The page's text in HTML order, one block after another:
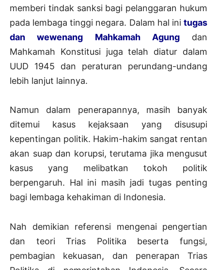
memberi tindak sanksi bagi pelanggaran hukum
pada lembaga tinggi negara. Dalam hal ini tugas
dan wewenang Mahkamah Agungdan
Mahkamah Konstitusi juga telah diatur dalam
UUD 1945 dan peraturan perundang-undang
lebih lanjut lainnya.
Namun dalam penerapannya, masih banyak
ditemui kasus kejaksaan yang disusupi
kepentingan politik. Hakim-hakim sangat rentan
akan suap dan korupsi, terutama jika mengusut
kasus yang melibatkan tokoh politik
berpengaruh. Hal ini masih jadi tugas penting
bagi lembaga kehakiman di Indonesia.
Nah demikian referensi mengenai pengertian
dan teori Trias Politika beserta fungsi,
pembagian kekuasan, dan penerapan Trias